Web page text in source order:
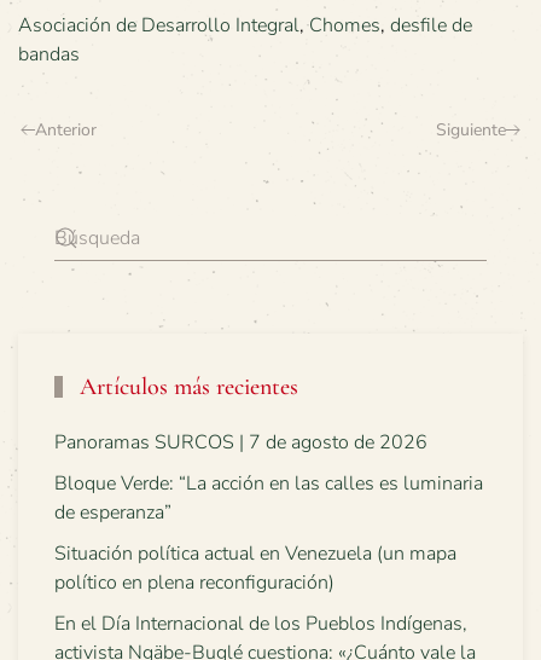
Asociación de Desarrollo Integral,Chomes, desfile de
bandas
Anterior Siguiente
Artículos más recientes
Panoramas SURCOS | 7 de agosto de 2026
Bloque Verde: “La acción en las calles es luminaria
de esperanza”
Situación política actual en Venezuela (un mapa
político en plena reconfiguración)
En el Día Internacional de los Pueblos Indígenas,
activista Ngäbe-Buglé cuestiona: «¿Cuánto vale la